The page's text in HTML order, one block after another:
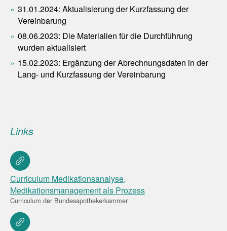
31.01.2024: Aktualisierung der Kurzfassung der
Vereinbarung
08.06.2023: Die Materialien für die Durchführung
wurden aktualisiert
15.02.2023: Ergänzung der Abrechnungsdaten in der
Lang- und Kurzfassung der Vereinbarung
Links
Curriculum Medikationsanalyse,
Medikationsmanagement als Prozess
Curriculum der Bundesapothekerkammer